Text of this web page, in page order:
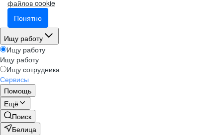
файлов cookie
Понятно
Ищу работу
Ищу работу
Ищу работу
Ищу сотрудника
Сервисы
Помощь
Ещё
Поиск
Белица